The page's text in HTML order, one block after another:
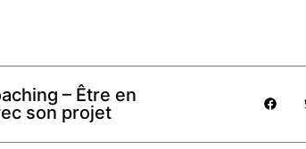
– Être en
son projet